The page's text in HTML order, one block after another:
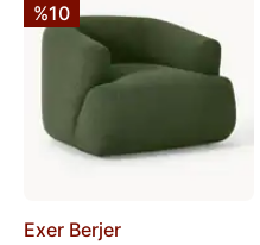
%10
Exer Berjer